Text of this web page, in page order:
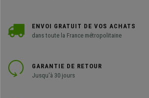
ENVOI GRATUIT DE VOS ACHATS
dans toute la France métropolitaine
GARANTIE DE RETOUR
Jusqu'à 30 jours